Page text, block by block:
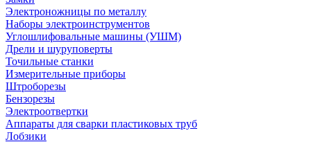
Электроножницы по металлу
Наборы электроинструментов
Углошлифовальные машины (УШМ)
Дрели и шуруповерты
Точильные станки
Измерительные приборы
Штроборезы
Бензорезы
Электроотвертки
Аппараты для сварки пластиковых труб
Лобзики